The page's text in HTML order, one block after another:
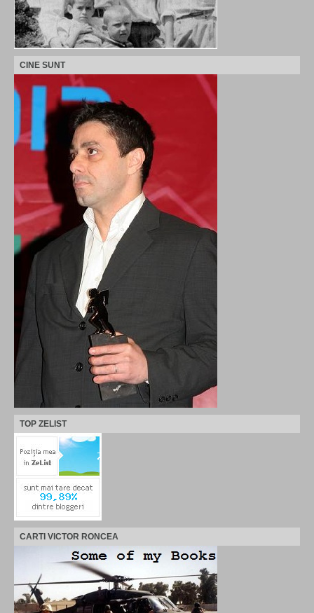
CINE SUNT
TOP ZELIST
CARTI VICTOR RONCEA